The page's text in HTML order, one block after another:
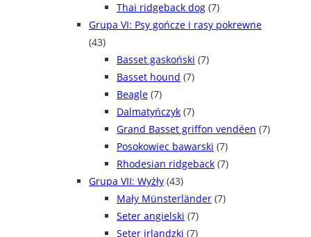
Thai ridgeback dog (7)
Grupa VI: Psy gończe i rasy pokrewne
(43)
Basset gaskoński (7)
Basset hound (7)
Beagle (7)
Dalmatyńczyk (7)
Grand Basset griffon vendéen (7)
Posokowiec bawarski (7)
Rhodesian ridgeback (7)
Grupa VII: Wyżły (43)
Mały Münsterländer (7)
Seter angielski (7)
Seter irlandzki (7)